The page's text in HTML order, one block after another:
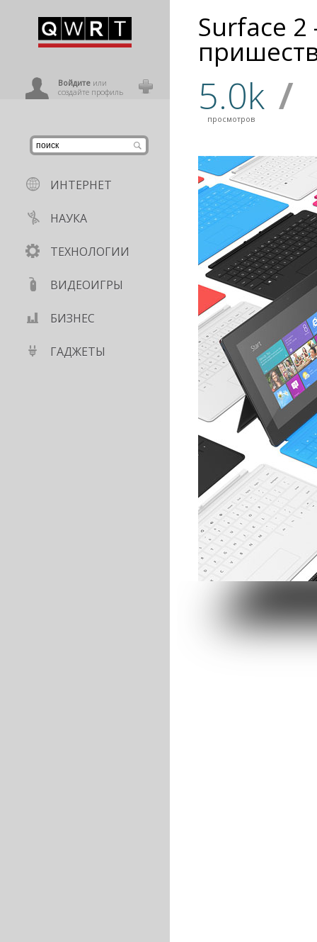
Войдитеили
создайте профиль
ИНТЕРНЕТ
НАУКА
ТЕХНОЛОГИИ
ВИДЕОИГРЫ
БИЗНЕС
ГАДЖЕТЫ
Surface
5.0k
просмотров /